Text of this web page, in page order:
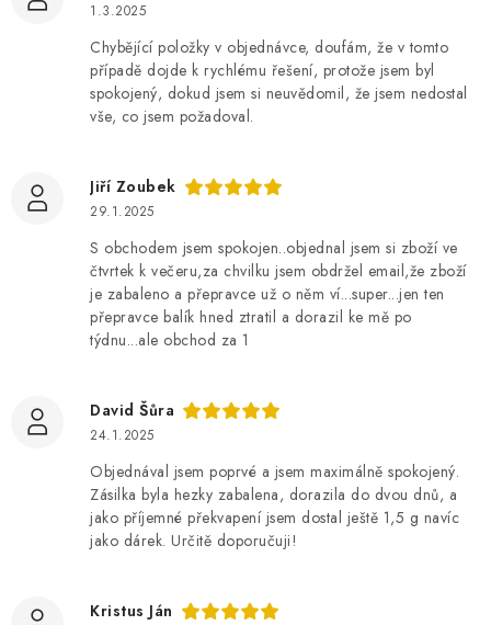
1.3.2025
Chybějící položky v objednávce, doufám, že v tomto
případě dojde k rychlému řešení, protože jsem byl
spokojený, dokud jsem si neuvědomil, že jsem nedostal
vše, co jsem požadoval.
Jiří Zoubek
29.1.2025
S obchodem jsem spokojen..objednal jsem si zboží ve
čtvrtek k večeru,za chvilku jsem obdržel email,že zboží
je zabaleno a přepravce už o něm ví...super...jen ten
přepravce balík hned ztratil a dorazil ke mě po
týdnu...ale obchod za 1
David Šůra
24.1.2025
Objednával jsem poprvé a jsem maximálně spokojený.
Zásilka byla hezky zabalena, dorazila do dvou dnů, a
jako příjemné překvapení jsem dostal ještě 1,5 g navíc
jako dárek. Určitě doporučuji!
Kristus Ján